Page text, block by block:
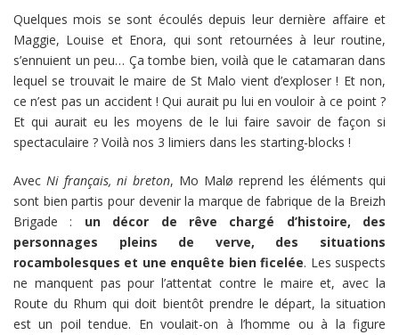
Quelques mois se sont écoulés depuis leur dernière affaire et
Maggie, Louise et Enora, qui sont retournées à leur routine,
s’ennuient un peu… Ça tombe bien, voilà que le catamaran dans
lequel se trouvait le maire de St Malo vient d’exploser ! Et non,
ce n’est pas un accident ! Qui aurait pu lui en vouloir à ce point ?
Et qui aurait eu les moyens de le lui faire savoir de façon si
spectaculaire ? Voilà nos 3 limiers dans les starting-blocks !
Avec Ni français, ni breton, Mo Malø reprend les éléments qui
sont bien partis pour devenir la marque de fabrique de la Breizh
Brigade : un décor de rêve chargé d’histoire, des
personnages pleins de verve, des situations
rocambolesques et une enquête bien ficelée. Les suspects
ne manquent pas pour l’attentat contre le maire et, avec la
Route du Rhum qui doit bientôt prendre le départ, la situation
est un poil tendue. En voulait-on à l’homme ou à la figure